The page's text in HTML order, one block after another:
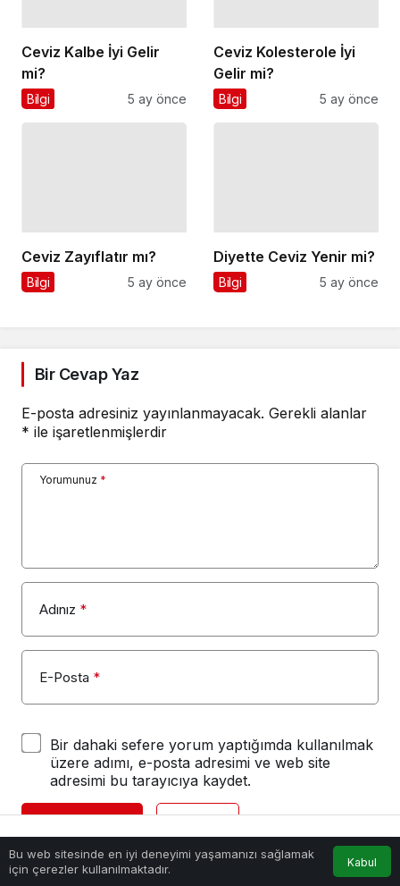
Ceviz Kalbe İyi Gelir
mi?
Bilgi 5 ay önce
Bilgi 5 ay önce
*
Yorumunuz
E-Posta
Bir dahaki sefere yorum yaptığımda kullanılmak
üzere adımı, e-posta adresimi ve web site
adresimi bu tarayıcıya kaydet.
YORUM GÖNDER GIRIŞ YAP
Ceviz Beyne Faydalı mı?
Bu web sitesinde en iyi deneyimi yaşamanızı sağlamak
için çerezler kullanılmaktadır.
Kabul
Anasayfa Akış Hesabım